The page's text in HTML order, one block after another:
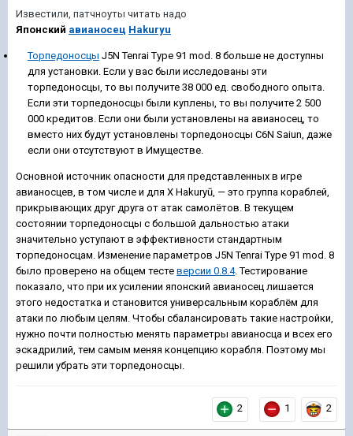
Известили, патчноуты читать надо
Японский авианосец Hakuryu
Торпедоносцы J5N Tenrai Type 91 mod. 8 больше не доступны
для установки. Если у вас были исследованы эти
торпедоносцы, то вы получите 38 000 ед. свободного опыта.
Если эти торпедоносцы были куплены, то вы получите 2 500
000 кредитов. Если они были установлены на авианосец, то
вместо них будут установлены торпедоносцы C6N Saiun, даже
если они отсутствуют в Имуществе.
Основной источник опасности для представленных в игре
авианосцев, в том числе и для X Hakuryū, — это группа кораблей,
прикрывающих друг друга от атак самолётов. В текущем
состоянии торпедоносцы с большой дальностью атаки
значительно уступают в эффективности стандартным
торпедоносцам. Изменение параметров J5N Tenrai Type 91 mod. 8
было проверено на общем тесте версии 0.8.4. Тестирование
показало, что при их усилении японский авианосец лишается
этого недостатка и становится универсальным кораблём для
атаки по любым целям. Чтобы сбалансировать такие настройки,
нужно почти полностью менять параметры авианосца и всех его
эскадрилий, тем самым меняя концепцию корабля. Поэтому мы
решили убрать эти торпедоносцы.
2 1 2